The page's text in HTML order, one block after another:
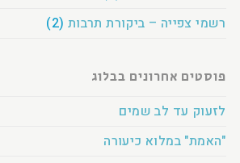
רשמי צפייה – ביקורת תרבות (2)
פוסטים אחרונים בבלוג
לזעוק עד לב שמים
"האמת" במלוא כיעורה